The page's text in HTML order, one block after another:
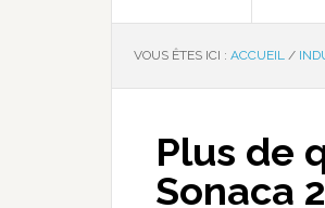
VOUS ÊTES ICI : ACCUEIL /
Plus de
Sonaca